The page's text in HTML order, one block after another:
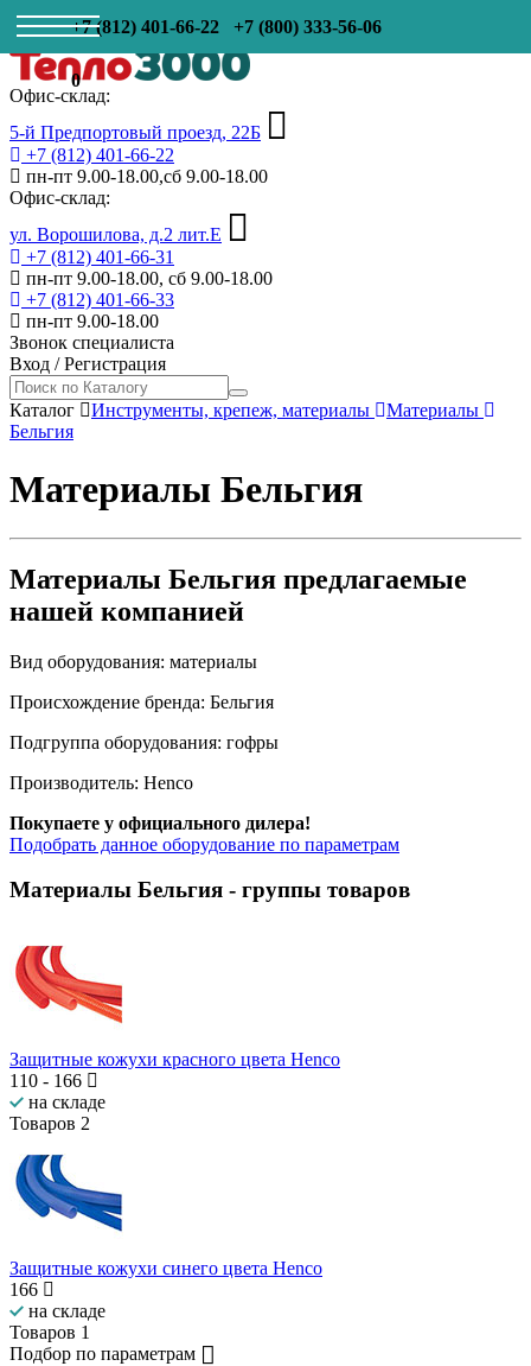
+7 (812) 401-66-22 +7 (800) 333-56-06
0
Офис-склад:
5-й Предпортовый проезд, 22Б
+7 (812) 401-66-22
пн-пт 9.00-18.00,сб 9.00-18.00
Офис-склад:
ул. Ворошилова, д.2 лит.Е
+7 (812) 401-66-31
пн-пт 9.00-18.00, сб 9.00-18.00
+7 (812) 401-66-33
пн-пт 9.00-18.00
Звонок специалиста
Вход /Регистрация
Каталог Инструменты, крепеж, материалы
Материалы
Бельгия
Материалы Бельгия
Материалы Бельгия предлагаемые
нашей компанией
Вид оборудования: материалы
Происхождение бренда: Бельгия
Подгруппа оборудования: гофры
Производитель: Henco
Покупаете у официального дилера!
Подобрать данное оборудование по параметрам
Материалы Бельгия - группы товаров
Защитные кожухи красного цвета Henco
110 - 166
на складе
Товаров 2
Защитные кожухи синего цвета Henco
166
на складе
Товаров 1
Подбор по параметрам